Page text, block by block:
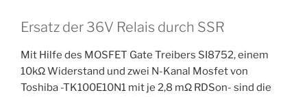
Ersatz der 36V Relais durch SSR
Mit Hilfe des MOSFET Gate Treibers SI8752, einem
10kΩ Widerstand und zwei N-Kanal Mosfet von
Toshiba -TK100E10N1 mit je 2,8 mΩ RDSon- sind die